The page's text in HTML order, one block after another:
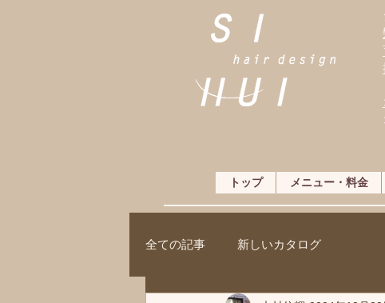
トップ メニュー・料金
全ての記事 新しいカタログ